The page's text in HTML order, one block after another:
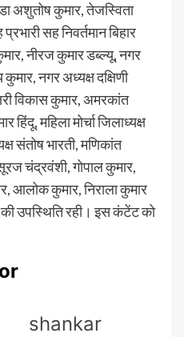
अशुतोष कुमार, तेजस्विता
सह निवर्तमान बिहार
नीरज कुमार डब्ल्यू, नगर
नगर अध्यक्ष दक्षिणी
विकास कुमार, अमरकांत
हिंदू, महिला मोर्चा जिलाध्यक्ष
संतोष भारती, मणिकांत
चंद्रवंशी, गोपाल कुमार,
आलोक कुमार, निराला कुमार
उपस्थिति रही। इस कंटेंट को
shankar